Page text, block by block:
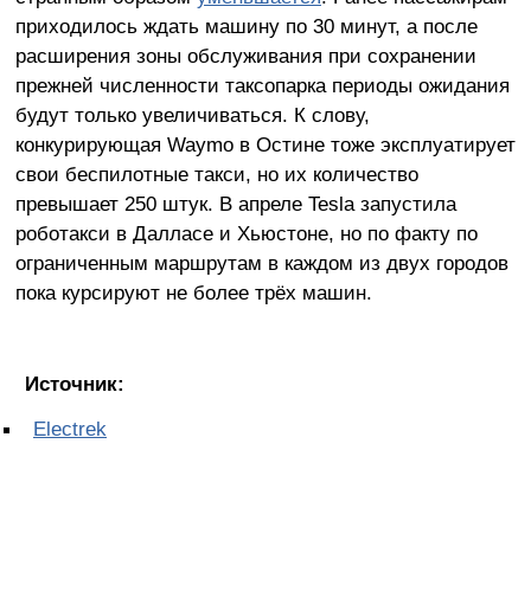
приходилось ждать машину по 30 минут, а после
расширения зоны обслуживания при сохранении
прежней численности таксопарка периоды ожидания
будут только увеличиваться. К слову,
конкурирующая Waymo в Остине тоже эксплуатирует
свои беспилотные такси, но их количество
превышает 250 штук. В апреле Tesla запустила
роботакси в Далласе и Хьюстоне, но по факту по
ограниченным маршрутам в каждом из двух городов
пока курсируют не более трёх машин.
Источник:
Electrek